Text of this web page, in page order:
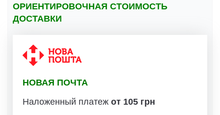
ОРИЕНТИРОВОЧНАЯ СТОИМОСТЬ
ДОСТАВКИ
НОВАЯ ПОЧТА
Наложенный платеж от 105 грн